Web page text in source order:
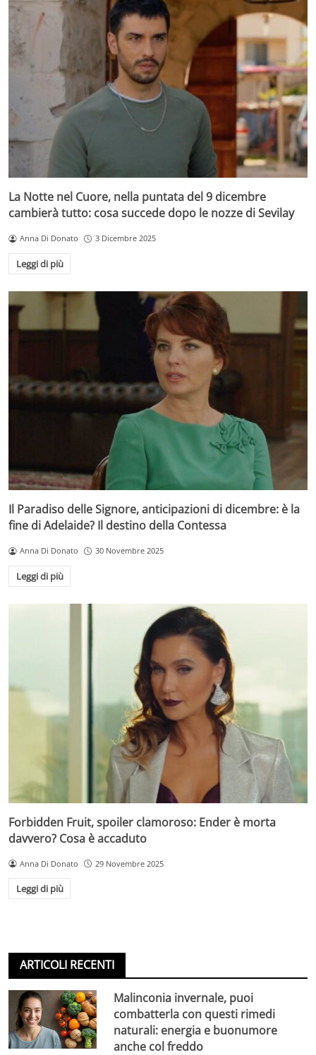
La Notte nel Cuore, nella puntata del 9 dicembre
cambierà tutto: cosa succede dopo le nozze di Sevilay
Anna Di Donato 3 Dicembre 2025
Leggi di più
Il Paradiso delle Signore, anticipazioni di dicembre: è la
fine di Adelaide? Il destino della Contessa
Anna Di Donato 30 Novembre 2025
Leggi di più
Forbidden Fruit, spoiler clamoroso: Ender è morta
davvero? Cosa è accaduto
Anna Di Donato 29 Novembre 2025
Leggi di più
ARTICOLI RECENTI
Malinconia invernale, puoi
combatterla con questi rimedi
naturali: energia e buonumore
anche col freddo